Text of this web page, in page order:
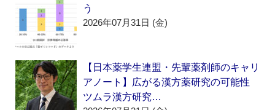
う
2026年07月31日 (金)
【日本薬学生連盟・先輩薬剤師のキャリ
アノート】広がる漢方薬研究の可能性
ツムラ漢方研究…